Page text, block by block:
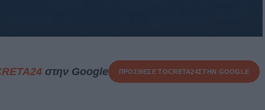
στην Google ΠΡΟΣΘΕΣΕ ΤΟCRETA24ΣΤΗΝ GOOGLE